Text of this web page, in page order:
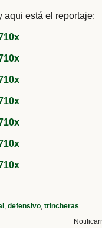
aqui está el reportaje:
, defensivo, trincheras